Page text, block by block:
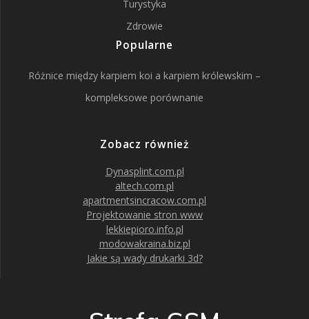
Turystyka
Zdrowie
Popularne
Różnice między karpiem koi a karpiem królewskim –
kompleksowe porównanie
Zobacz również
Dynasplint.com.pl
altech.com.pl
apartmentsincracow.com.pl
Projektowanie stron www
lekkiepioro.info.pl
modowakraina.biz.pl
Jakie są wady drukarki 3d?